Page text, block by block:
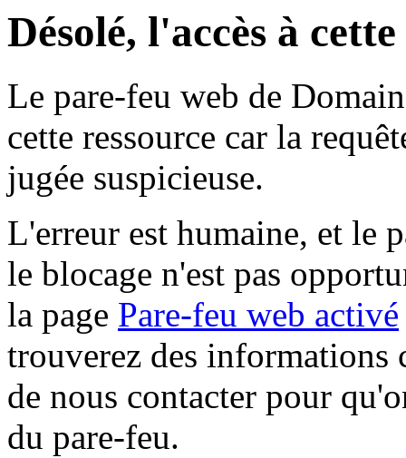
Désolé, l'accès à
Le pare-feu web de
cette ressource car la
jugée suspicieuse.
L'erreur est humaine, et le
le blocage n'est pas
la page Pare-feu web activé
trouverez des informations
de nous contacter pour
du pare-feu.